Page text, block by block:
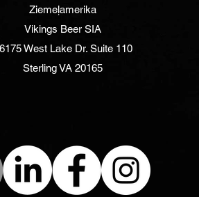
Ziemeļamerika
Vikings Beer SIA
West Lake Dr. Suite 110
Sterling VA 20165